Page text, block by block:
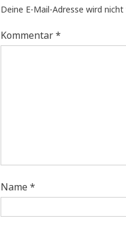
Deine E-Mail-Adresse wird
Kommentar*
Name *